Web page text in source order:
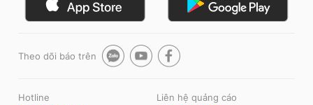
Theo dõi báo trên
Hotline Liên hệ quảng cáo